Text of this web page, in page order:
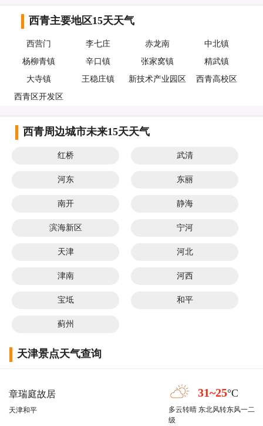
西青主要地区15天天气
西营门 李七庄 赤龙南
中北镇
杨柳青镇
辛口镇 张家窝镇
精武镇
大寺镇
王稳庄镇 新技术产业园区
西青高校区
西青区开发区
西青周边城市未来15天天气
红桥 武清
河东 东丽
南开 静海
滨海新区 宁河
天津 河北
津南 河西
宝坻 和平
蓟州
天津景点天气查询
章瑞庭故居
天津和平
31~25°C
多云转晴 东北风转东风一二
级